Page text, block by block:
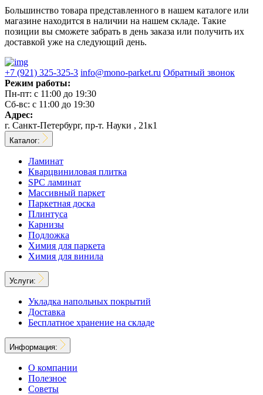
Большинство товара представленного в нашем каталоге или
магазине находится в наличии на нашем складе. Такие
позиции вы сможете забрать в день заказа или получить их
доставкой уже на следующий день.
+7 (921) 325-325-3 info@mono-parket.ru Обратный звонок
Режим работы:
Пн-пт: с 11:00 до 19:30
Сб-вс: с 11:00 до 19:30
Адрес:
г. Санкт-Петербург, пр-т. Науки , 21к1
Каталог:
Ламинат
Кварцвиниловая плитка
SPC ламинат
Массивный паркет
Паркетная доска
Плинтуса
Карнизы
Подложка
Химия для паркета
Химия для винила
Услуги:
Укладка напольных покрытий
Доставка
Бесплатное хранение на складе
Информация:
О компании
Полезное
Советы